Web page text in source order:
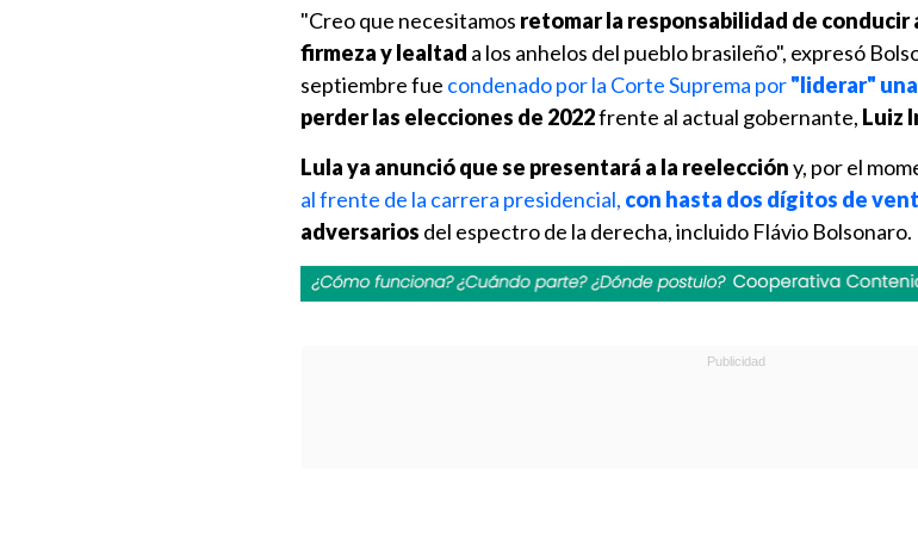
"Creo que necesitamos retomar la responsabilidad de conducir
firmeza y lealtad a los anhelos del pueblo brasileño", expresó
septiembre fue condenado por la Corte Suprema por"liderar"
perder las elecciones de 2022frente al actual gobernante, Luiz
Lula ya anunció que se presentará a la reeleccióny, por el
al frente de la carrera presidencial, con hasta dos dígitos de
adversarios del espectro de la derecha, incluido Flávio Bolsonaro.